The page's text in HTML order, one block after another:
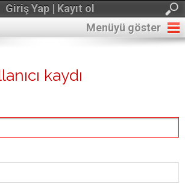
Giriş Yap | Kayıt ol
Menüyü göster
kaydı